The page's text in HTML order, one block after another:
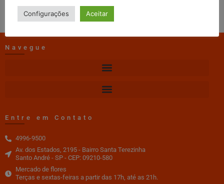
Navegue
Entre em Contato
4996-9500
Av. dos Estados, 2195 - Bairro Santa Terezinha
Santo André - SP - CEP: 09210-580
Mercado de flores
Terças e sextas-feiras a partir das 17h, até as 21h.
Configurações Aceitar